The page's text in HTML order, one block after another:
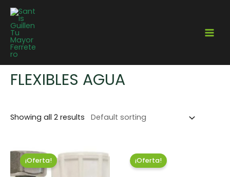
Home
FLEXIBLES AGUA
Showing all 2 results
¡Oferta! ¡Oferta!